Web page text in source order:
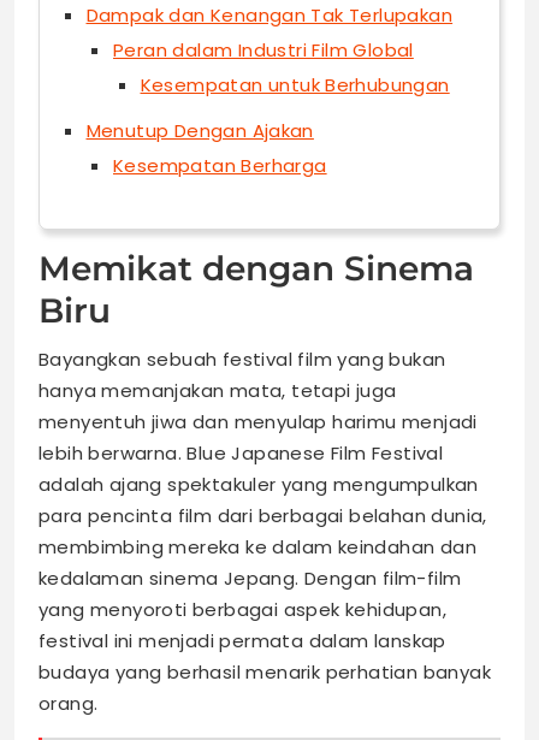
Dampak dan Kenangan Tak Terlupakan
Peran dalam Industri Film Global
Kesempatan untuk Berhubungan
Menutup Dengan Ajakan
Kesempatan Berharga
Memikat dengan Sinema
Biru
Bayangkan sebuah festival film yang bukan
hanya memanjakan mata, tetapi juga
menyentuh jiwa dan menyulap harimu menjadi
lebih berwarna. Blue Japanese Film Festival
adalah ajang spektakuler yang mengumpulkan
para pencinta film dari berbagai belahan dunia,
membimbing mereka ke dalam keindahan dan
kedalaman sinema Jepang. Dengan film-film
yang menyoroti berbagai aspek kehidupan,
festival ini menjadi permata dalam lanskap
budaya yang berhasil menarik perhatian banyak
orang.